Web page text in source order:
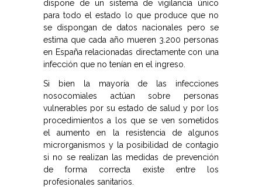
dispone de un sistema de vigilancia único
para todo el estado lo que produce que no
se dispongan de datos nacionales pero se
estima que cada año mueren 3.200 personas
en España relacionadas directamente con una
infección que no tenían en el ingreso.
Si bien la mayoría de las infecciones
nosocomiales actúan sobre personas
vulnerables por su estado de salud y por los
procedimientos a los que se ven sometidos
el aumento en la resistencia de algunos
microrganismos y la posibilidad de contagio
si no se realizan las medidas de prevención
de forma correcta existe entre los
profesionales sanitarios.